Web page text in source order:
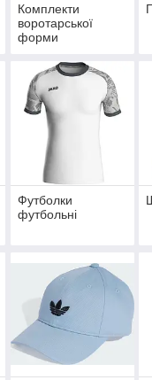
Комплекти
воротарської
форми
Футболки
футбольні